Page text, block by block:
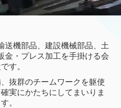
送機部品、建設機械部品、土
金・プレス加工を手掛ける会
す。
抜群のチームワークを躯使
実にかたちにしてまいりま
す。